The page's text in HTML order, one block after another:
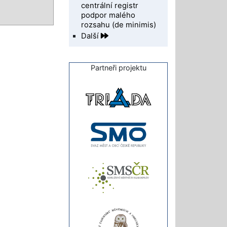
centrální registr
podpor malého
rozsahu (de minimis)
Další
Partneři projektu